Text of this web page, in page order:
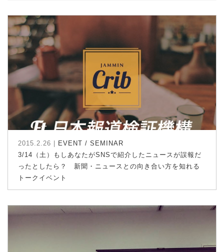
2015.2.26 |
EVENT / SEMINAR
3/14（土）もしあなたがSNSで紹介したニュースが誤報だ
ったとしたら？ 新聞・ニュースとの向き合い方を知れる
トークイベント